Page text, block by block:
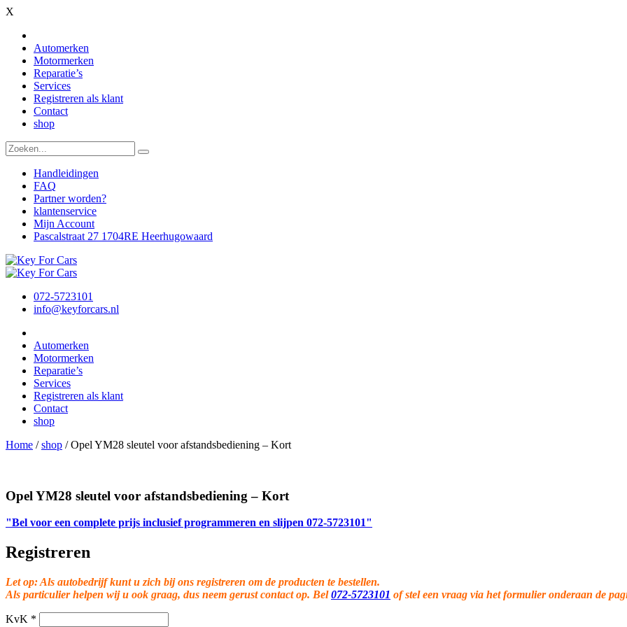
X
Automerken
Motormerken
Reparatie’s
Services
Registreren als klant
Contact
shop
Handleidingen
FAQ
Partner worden?
klantenservice
Mijn Account
Pascalstraat 27 1704RE Heerhugowaard
072-5723101
info@keyforcars.nl
Automerken
Motormerken
Reparatie’s
Services
Registreren als klant
Contact
shop
Home /shop /Opel YM28 sleutel voor afstandsbediening – Kort
Opel YM28 sleutel voor afstandsbediening – Kort
"Bel voor een complete prijs inclusief programmeren en slijpen 072-5723101"
Registreren
Let op: Als autobedrijf kunt u zich bij ons registreren om de producten te bestellen.
Als particulier helpen wij u ook graag, dus neem gerust contact op. Bel072-5723101 of stel een vraag via het formulier onderaan de
KvK *